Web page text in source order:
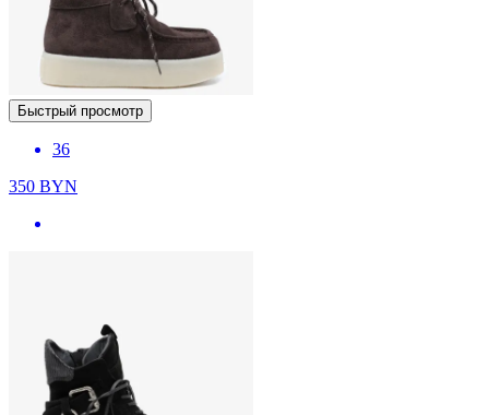
Быстрый просмотр
36
350 BYN